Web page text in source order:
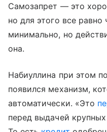
Самозапрет — это
но для этого все равно
минимально, но
она.
Набиуллина при этом
появился механизм,
автоматически. «Это
перед выдачей